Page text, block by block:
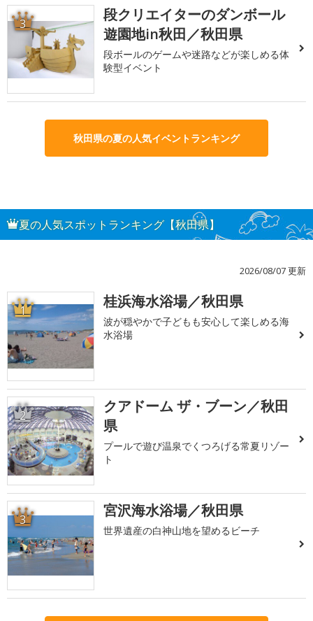
3
段クリエイターのダンボール
遊園地in秋田／秋田県
段ボールのゲームや迷路などが楽しめる体
験型イベント
秋田県の夏の人気イベントランキング
夏の人気スポットランキング【秋田県】
2026/08/07 更新
1 桂浜海水浴場／秋田県
波が穏やかで子どもも安心して楽しめる海
水浴場
2
クアドーム ザ・ブーン／秋田
県
プールで遊び温泉でくつろげる常夏リゾー
ト
3 宮沢海水浴場／秋田県
世界遺産の白神山地を望めるビーチ